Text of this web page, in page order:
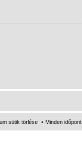
Minden időpont
sütik törlése